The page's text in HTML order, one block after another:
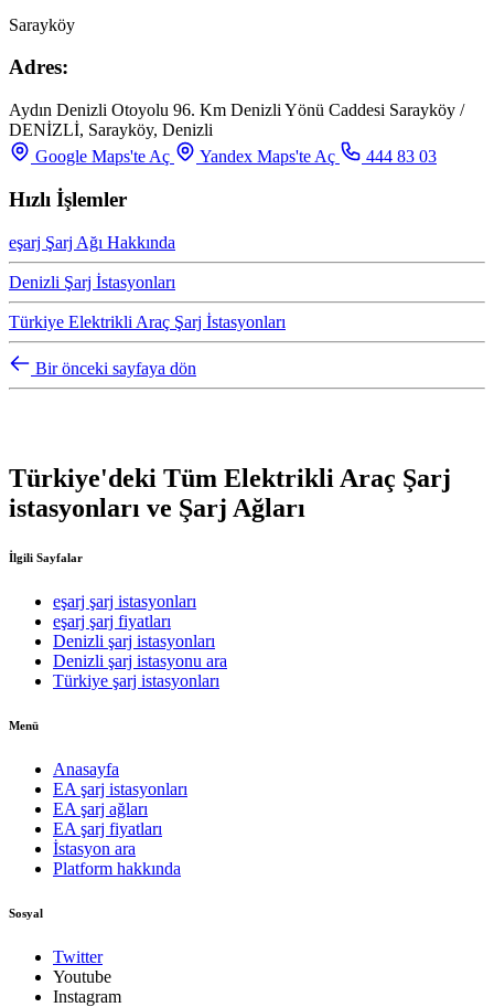
Sarayköy
Adres:
Aydın Denizli Otoyolu 96. Km Denizli Yönü Caddesi Sarayköy /
DENİZLİ, Sarayköy, Denizli
Google Maps'te Aç
Yandex Maps'te Aç 444 83 03
Hızlı İşlemler
eşarj Şarj Ağı Hakkında
Denizli Şarj İstasyonları
Türkiye Elektrikli Araç Şarj İstasyonları
Bir önceki sayfaya dön
Türkiye'deki Tüm Elektrikli Araç Şarj
istasyonları ve Şarj Ağları
İlgili Sayfalar
eşarj şarj istasyonları
eşarj şarj fiyatları
Denizli şarj istasyonları
Denizli şarj istasyonu ara
Türkiye şarj istasyonları
Menü
Anasayfa
EA şarj istasyonları
EA şarj ağları
EA şarj fiyatları
İstasyon ara
Platform hakkında
Sosyal
Twitter
Youtube
Instagram